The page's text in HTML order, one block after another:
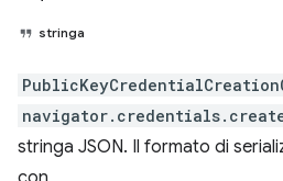
stringa
stringa JSON. Il formato di